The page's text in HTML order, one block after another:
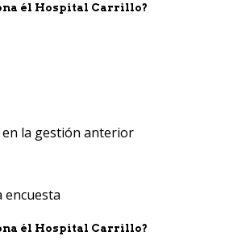
él Hospital Carrillo?
la gestión anterior
encuesta
él Hospital Carrillo?